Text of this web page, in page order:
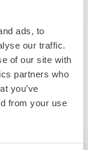
ads, to
our traffic.
of our site with
partners who
you’ve
from your use